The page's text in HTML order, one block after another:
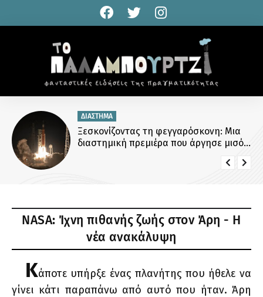
ΔΙΑΣΤΗΜΑ
Ξεσκονίζοντας τη φεγγαρόσκονη: Μια
διαστημική πρεμιέρα που άργησε μισό
NASA: Ίχνη πιθανής ζωής στον Άρη - Η
νέα ανακάλυψη
Κάποτε υπήρξε ένας πλανήτης που ήθελε να
γίνει κάτι παραπάνω από αυτό που ήταν. Άρη